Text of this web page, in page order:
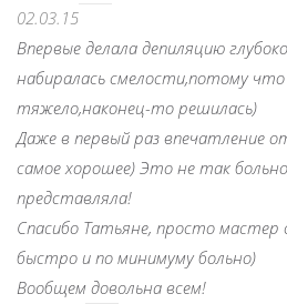
02.03.15
Впервые делала депиляцию
набиралась смелости,потому
тяжело,наконец-то решилась)
Даже в первый раз впечатление
самое хорошее) Это не так
представляла!
Спасибо Татьяне, просто мастер
быстро и по минимуму больно)
Вообщем довольна всем!